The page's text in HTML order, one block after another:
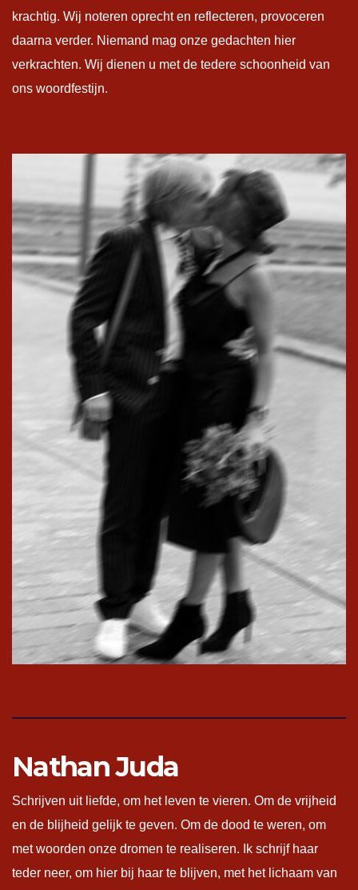
krachtig. Wij noteren oprecht en reflecteren, provoceren
daarna verder. Niemand mag onze gedachten hier
verkrachten. Wij dienen u met de tedere schoonheid van
ons woordfestijn.
Nathan Juda
Schrijven uit liefde, om het leven te vieren. Om de vrijheid
en de blijheid gelijk te geven. Om de dood te weren, om
met woorden onze dromen te realiseren. Ik schrijf haar
teder neer, om hier bij haar te blijven, met het lichaam van